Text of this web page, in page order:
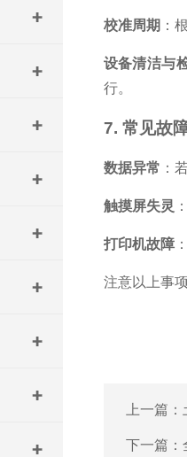
校准周期 ：
设备清洁与
行。
7. 常见故
数据异常 ：
触摸屏失灵
打印机故障
注意以上事
上一篇：
下一篇：